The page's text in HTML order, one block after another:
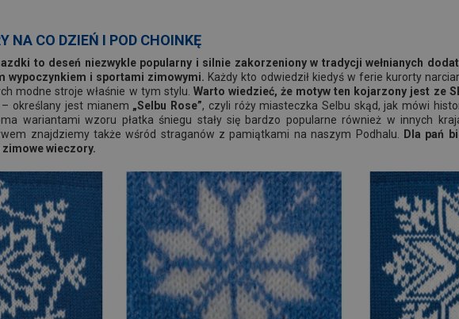
NA CO DZIEŃ I POD CHOINKĘ
to deseń niezwykle popularny i silnie zakorzeniony w tradycji wełnianych
wypoczynkiem i sportami zimowymi. Każdy kto odwiedził kiedyś w ferie kurorty
modne stroje właśnie w tym stylu. Warto wiedzieć, że motyw ten kojarzony jest ze
określany jest mianem „Selbu Rose”, czyli róży miasteczka Selbu skąd, jak mówi
wariantami wzoru płatka śniegu stały się bardzo popularne również w innych
znajdziemy także wśród straganów z pamiątkami na naszym Podhalu.
Dla pań
wieczory.